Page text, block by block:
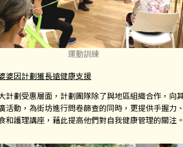
運動訓練
婆因計劃獲長遠健康支援
計劃受惠層面，計劃團隊除了與地區組織合作，
活動，為街坊進行問卷篩查的同時，更提供手握
和護理講座，藉此提高他們對自我健康管理的關注。